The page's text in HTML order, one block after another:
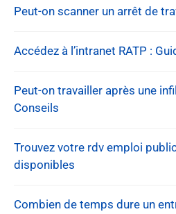
Peut-on scanner un arrêt de
Accédez à l’intranet RATP :
Peut-on travailler après une
Conseils
Trouvez votre rdv emploi
disponibles
Combien de temps dure un